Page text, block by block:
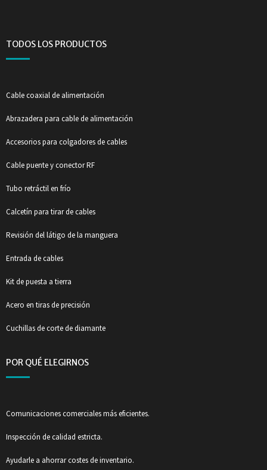
TODOS LOS PRODUCTOS
Cable coaxial de alimentación
Abrazadera para cable de alimentación
Accesorios para colgadores de cables
Cable puente y conector RF
Tubo retráctil en frío
Calcetín para tirar de cables
Revisión del látigo de la manguera
Entrada de cables
Kit de puesta a tierra
Acero en tiras de precisión
Cuchillas de corte de diamante
POR QUÉ ELEGIRNOS
Comunicaciones comerciales más eficientes.
Inspección de calidad estricta.
Ayudarle a ahorrar costes de inventario.